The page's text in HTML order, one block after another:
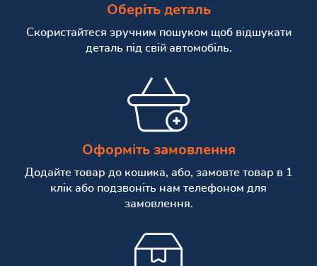
Оберіть деталь
Скористайтеся зручним пошуком щоб відшукати
деталь під свій автомобіль.
Оформіть замовлення
Додайте товар до кошика, або, замовте товар в 1
клік або подзвоніть нам телефоном для
замовлення.